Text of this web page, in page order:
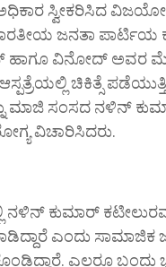
ಸ್ವೀಕರಿಸಿದ
ಜನತಾ ಪಾರ್ಟಿಯ
ವಿನೋದ್ ಅವರ
ಚಿಕಿತ್ಸೆ
ಮಾಜಿ ಸಂಸದ ನಳಿನ್
ವಿಚಾರಿಸಿದರು.
ಕುಮಾರ್
ಎಂದು ಸಾಮಾಜಿಕ
ಎಲ್ಲರೂ